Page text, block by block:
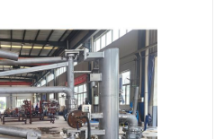
活动梯
卸车鹤管